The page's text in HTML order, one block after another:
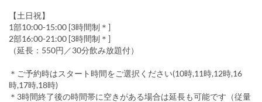
【土日祝】
1部10:00-15:00 [3時間制＊]
2部16:00-21:00 [3時間制＊]
（延長：550円／30分飲み放題付）
＊ご予約時はスタート時間をご選択ください(10時,11時,12時,16
時,17時,18時)
＊3時間終了後の時間帯に空きがある場合は延長も可能です（従量